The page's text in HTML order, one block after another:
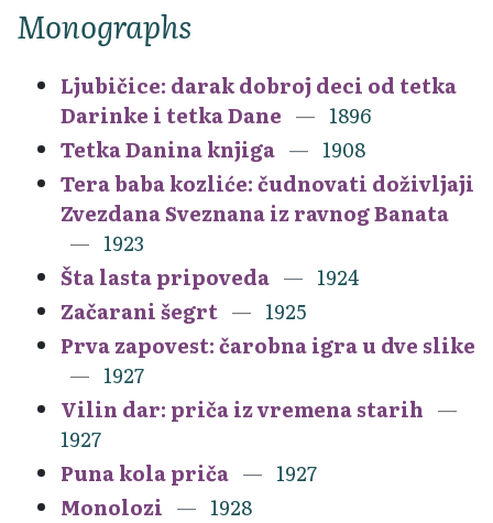
Monographs
Ljubičice: darak dobroj deci od tetka
Darinke i tetka Dane
1896
Tetka Danina knjiga
1908
Tera baba kozliće: čudnovati doživljaji
Zvezdana Sveznana iz ravnog Banata
1923
Šta lasta pripoveda
1924
Začarani šegrt
1925
Prva zapovest: čarobna igra u dve slike
1927
Vilin dar: priča iz vremena starih
1927
Puna kola priča
1927
Monolozi
1928